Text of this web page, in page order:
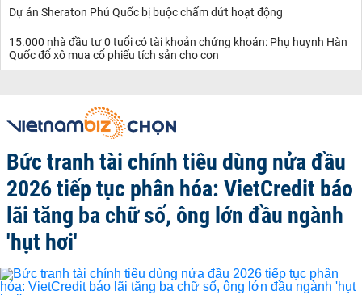
Dự án Sheraton Phú Quốc bị buộc chấm dứt hoạt động
15.000 nhà đầu tư 0 tuổi có tài khoản chứng khoán: Phụ huynh Hàn
Quốc đổ xô mua cổ phiếu tích sản cho con
Bức tranh tài chính tiêu dùng nửa đầu
2026 tiếp tục phân hóa: VietCredit báo
lãi tăng ba chữ số, ông lớn đầu ngành
'hụt hơi'